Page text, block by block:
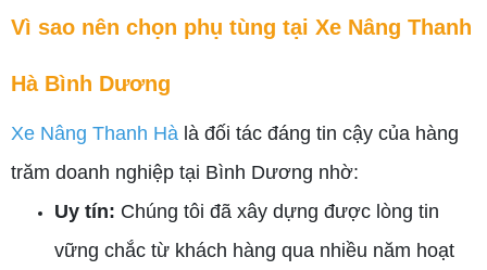
Vì sao nên chọn phụ tùng tại Xe Nâng Thanh
Hà Bình Dương
Xe Nâng Thanh Hà là đối tác đáng tin cậy của hàng
trăm doanh nghiệp tại Bình Dương nhờ:
Uy tín: Chúng tôi đã xây dựng được lòng tin
vững chắc từ khách hàng qua nhiều năm hoạt